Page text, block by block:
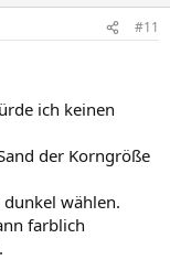
#11
ich keinen
der Korngröße
wählen.
farblich